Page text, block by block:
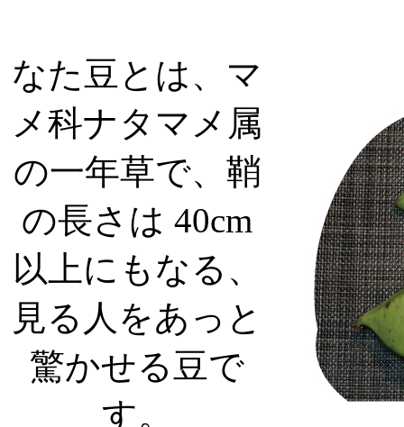
なた豆とは、マ
メ科ナタマメ属
の一年草で、鞘
の長さは 40cm
以上にもなる、
見る人をあっと
驚かせる豆で
す。